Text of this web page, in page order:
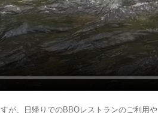
が、日帰りでのBBQレストランのご利用や